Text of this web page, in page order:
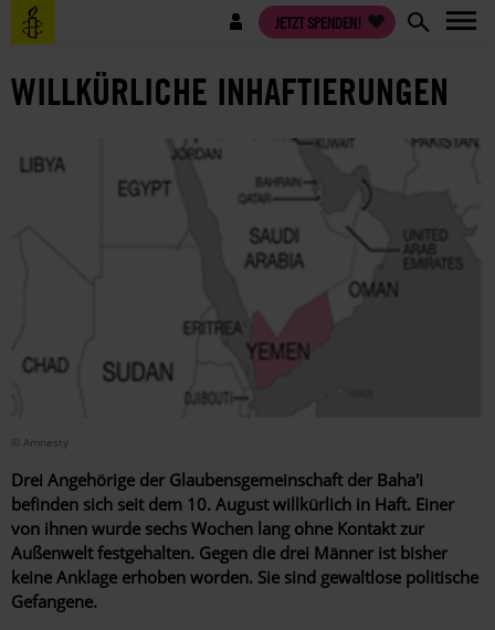
Direkt
zum
Benutzermenü JETZT SPENDEN!
WILLKÜRLICHE INHAFTIERUNGEN
© Amnesty
Drei Angehörige der Glaubensgemeinschaft der Baha'i
befinden sich seit dem 10. August willkürlich in Haft. Einer
von ihnen wurde sechs Wochen lang ohne Kontakt zur
Außenwelt festgehalten. Gegen die drei Männer ist bisher
keine Anklage erhoben worden. Sie sind gewaltlose politische
Gefangene.